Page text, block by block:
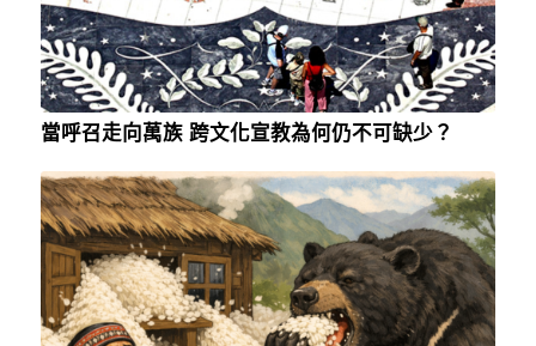
當呼召走向萬族 跨文化宣教為何仍不可缺少？